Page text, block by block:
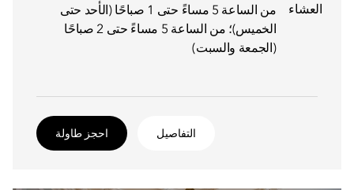
العشاء
من الساعة 5 مساءً حتى 1 صباحًا (الأحد حتى
الخميس)؛ من الساعة 5 مساءً حتى 2 صباحًا
(الجمعة والسبت)
التفاصيل احجز طاولة